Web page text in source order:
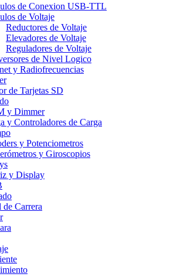
de Conexion USB-TTL
de Voltaje
Reductores de Voltaje
Elevadores de Voltaje
Reguladores de Voltaje
de Nivel Logico
y Radiofrecuencias
de Tarjetas SD
y Dimmer
y Controladores de Carga
y Potenciometros
y Giroscopios
y Display
de Carrera